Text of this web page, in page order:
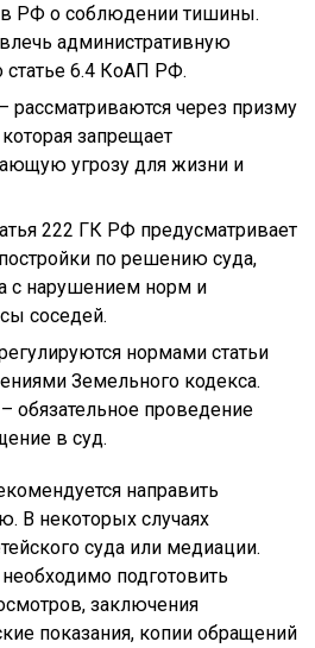
РФ о соблюдении тишины.
административную
статье 6.4 КоАП РФ.
рассматриваются через призму
запрещает
угрозу для жизни и
222 ГК РФ предусматривает
по решению суда,
с нарушением норм и
соседей.
нормами статьи
Земельного кодекса.
обязательное проведение
в суд.
направить
В некоторых случаях
суда или медиации.
подготовить
заключения
показания, копии обращений